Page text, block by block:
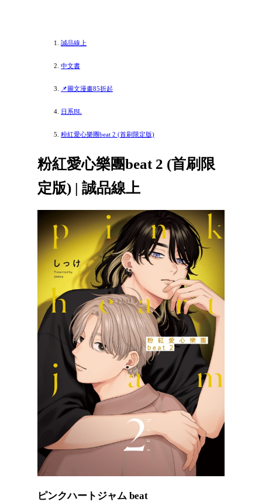
誠品線上
中文書
📌圖文漫畫85折起
日系BL
粉紅愛心樂團beat 2 (首刷限定版)
粉紅愛心樂團beat 2 (首刷限
定版) | 誠品線上
ピンクハートジャム beat